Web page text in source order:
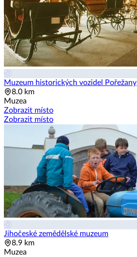
Muzeum historických vozidel Pořežany
8.0 km
Muzea
Zobrazit místo
Zobrazit místo
Jihočeské zemědělské muzeum
8.9 km
Muzea